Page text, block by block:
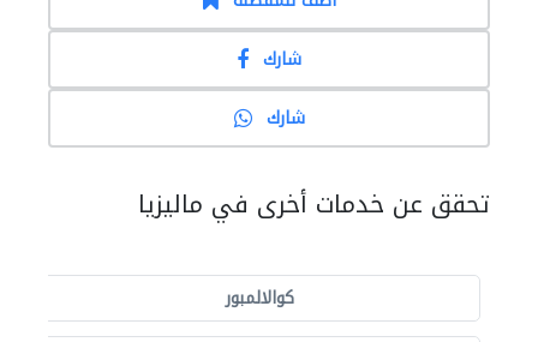
شارك
شارك
تحقق عن خدمات أخرى في ماليزيا
كوالالمبور